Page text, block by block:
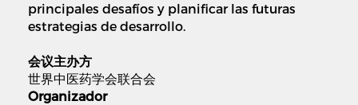
principales desafíos y planificar las futuras
estrategias de desarrollo.
会议主办方
世界中医药学会联合会
Organizador